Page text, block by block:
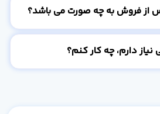
از فروش به چه صورت می باشد؟
دارم، چه کار کنم؟